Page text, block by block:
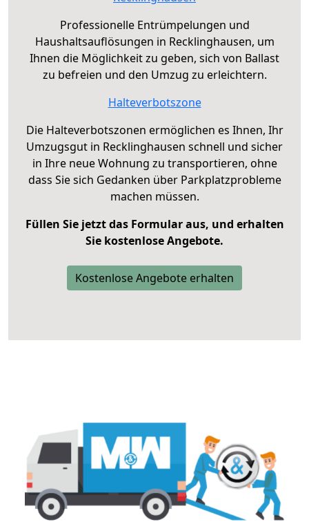
Professionelle Entrümpelungen und
Haushaltsauflösungen in Recklinghausen, um
Ihnen die Möglichkeit zu geben, sich von Ballast
zu befreien und den Umzug zu erleichtern.
Halteverbotszone
Die Halteverbotszonen ermöglichen es Ihnen, Ihr
Umzugsgut in Recklinghausen schnell und sicher
in Ihre neue Wohnung zu transportieren, ohne
dass Sie sich Gedanken über Parkplatzprobleme
machen müssen.
Füllen Sie jetzt das Formular aus, und erhalten
Sie kostenlose Angebote.
Kostenlose Angebote erhalten